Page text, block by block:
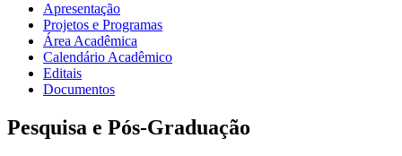
Apresentação
Projetos e Programas
Área Acadêmica
Calendário Acadêmico
Editais
Documentos
Pesquisa e Pós-Graduação